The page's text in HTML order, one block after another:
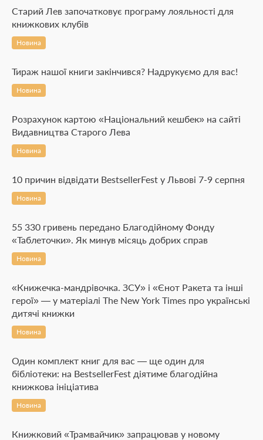
Старий Лев започатковує програму лояльності для
книжкових клубів
Новина
Тираж нашої книги закінчився? Надрукуємо для вас!
Новина
Розрахунок картою «Національний кешбек» на сайті
Видавництва Старого Лева
Новина
10 причин відвідати BestsellerFest у Львові 7-9 серпня
Новина
55 330 гривень передано Благодійному Фонду
«Таблеточки». Як минув місяць добрих справ
Новина
«Книжечка-мандрівочка. ЗСУ» і «Єнот Ракета та інші
герої» — у матеріалі The New York Times про українські
дитячі книжки
Новина
Один комплект книг для вас — ще один для
бібліотеки: на BestsellerFest діятиме благодійна
книжкова ініціатива
Новина
Книжковий «Трамвайчик» запрацював у новому